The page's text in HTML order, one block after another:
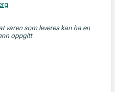
varen som leveres kan ha en
oppgitt